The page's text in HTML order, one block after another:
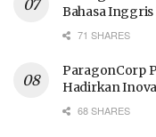
Bahasa Inggris
71 SHARES
ParagonCorp
Hadirkan
68 SHARES